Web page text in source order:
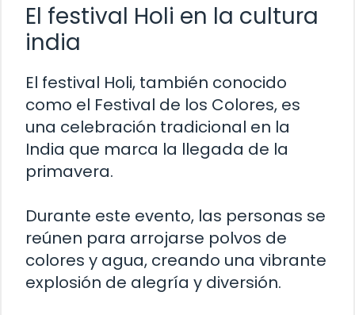
El festival Holi en la cultura
india
El festival Holi, también conocido
como el Festival de los Colores, es
una celebración tradicional en la
India que marca la llegada de la
primavera.
Durante este evento, las personas se
reúnen para arrojarse polvos de
colores y agua, creando una vibrante
explosión de alegría y diversión.